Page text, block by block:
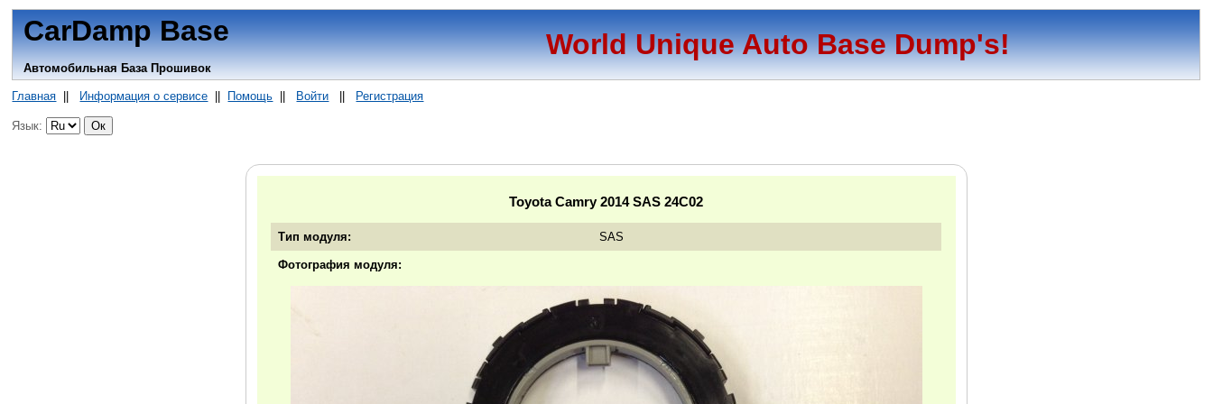
CarDamp Base
Автомобильная База Прошивок
World Unique Auto Base Dump's!
Главная Информация о сервисе Помощь Войти Регистрация
Язык:
Toyota Camry 2014 SAS 24C02
Тип модуля: SAS
Фотография модуля: